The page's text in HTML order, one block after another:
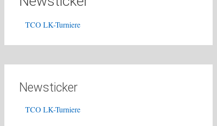
TCO LK-Turniere
Newsticker
TCO LK-Turniere